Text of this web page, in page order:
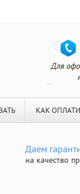
КАК
Даем
на качество